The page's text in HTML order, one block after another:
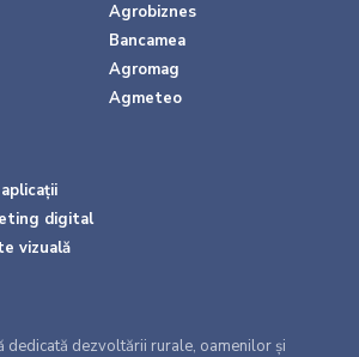
Agrobiznes
Bancamea
Agromag
Agmeteo
digital
vizuală
dedicată dezvoltării rurale, oamenilor și